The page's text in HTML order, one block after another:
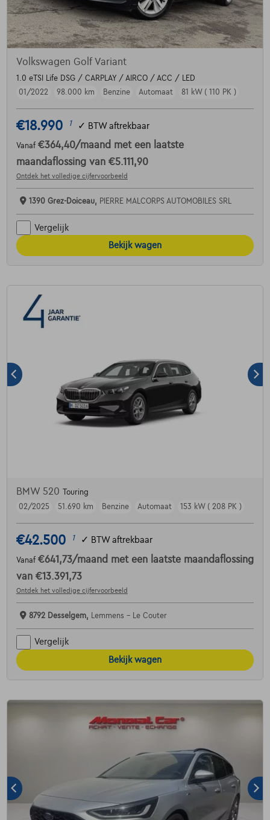
Volkswagen Golf Variant
1.0 eTSI Life DSG / CARPLAY / AIRCO / ACC / LED
01/2022
98.000 km Benzine Automaat 81 kW ( 110 PK )
€18.990 1 ✓ BTW aftrekbaar
Vanaf €364,40/maand met een laatste
maandaflossing van €5.111,90
Ontdek het volledige cijfervoorbeeld
1390 Grez-Doiceau, PIERRE MALCORPS AUTOMOBILES SRL
Vergelijk
Bekijk wagen
BMW 520 Touring
02/2025
51.690 km Benzine Automaat 153 kW ( 208 PK )
€42.500 1 ✓ BTW aftrekbaar
Vanaf €641,73/maand met een laatste maandaflossing
van €13.391,73
Ontdek het volledige cijfervoorbeeld
8792 Desselgem, Lemmens - Le Couter
Vergelijk
Bekijk wagen